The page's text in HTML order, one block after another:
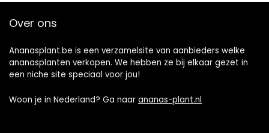
Over ons
Ananasplant.be is een verzamelsite van aanbieders welke
ananasplanten verkopen. We hebben ze bij elkaar gezet in
een niche site speciaal voor jou!
Woon je in Nederland? Ga naar ananas-plant.nl